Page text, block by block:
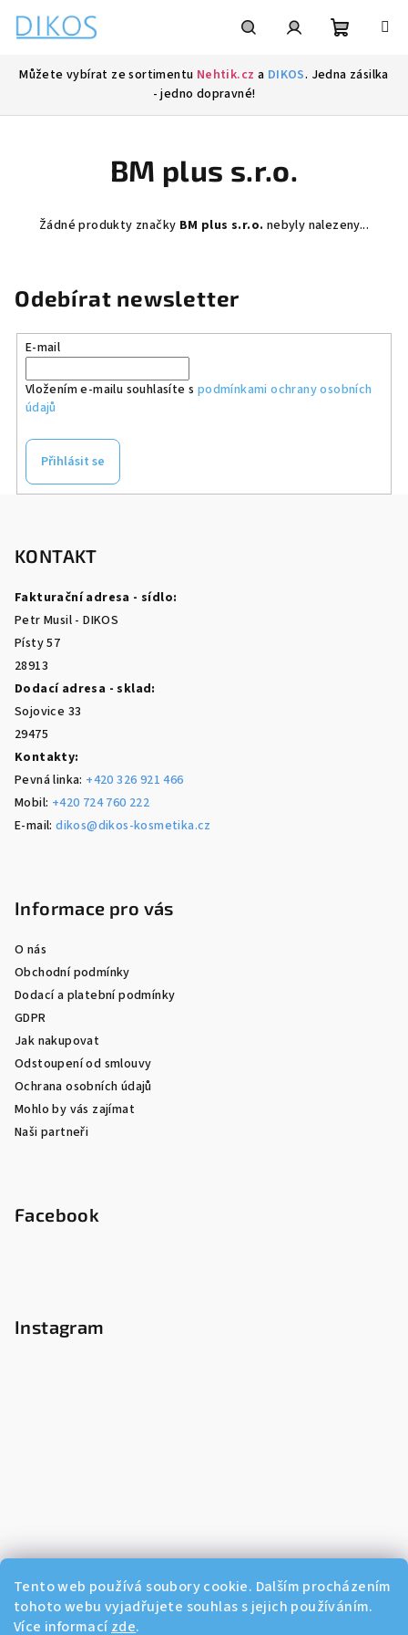
Tento web používá soubory cookie. Dalším procházením
tohoto webu vyjadřujete souhlas s jejich používáním.
Více informací zde.
obsah
Můžete vybírat ze sortimentu Nehtik.cz a DIKOS. Jedna zásilka
- jedno dopravné!
BM plus s.r.o.
Žádné produkty značky BM plus s.r.o. nebyly nalezeny...
Odebírat newsletter
E-mail
Vložením e-mailu souhlasíte s podmínkami ochrany osobních
údajů
Přihlásit se
KONTAKT
Fakturační adresa - sídlo:
Petr Musil - DIKOS
Písty 57
28913
Dodací adresa - sklad:
Sojovice 33
29475
Kontakty:
Pevná linka: +420 326 921 466
Mobil: +420 724 760 222
E-mail:dikos@dikos-kosmetika.cz
Informace pro vás
O nás
Obchodní podmínky
Dodací a platební podmínky
GDPR
Jak nakupovat
Odstoupení od smlouvy
Ochrana osobních údajů
Mohlo by vás zajímat
Naši partneři
Facebook
Instagram